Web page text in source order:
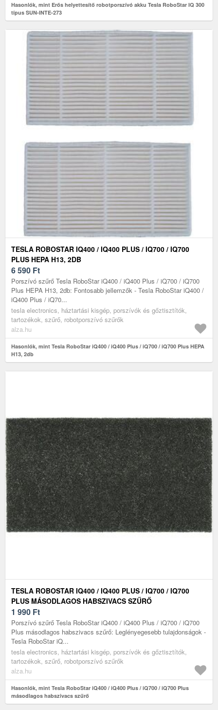
Hasonlók, mint Erős helyettesítő robotporszívó akku Tesla RoboStar IQ 300
típus SUN-INTE-273
TESLA ROBOSTAR IQ400 / IQ400 PLUS / IQ700 / IQ700
PLUS HEPA H13, 2DB
6 590 Ft
Porszívó szűrő Tesla RoboStar iQ400 / iQ400 Plus / iQ700 / iQ700
Plus HEPA H13, 2db: Fontosabb jellemzők - Tesla RoboStar iQ400 /
iQ400 Plus / iQ70...
tesla electronics, háztartási kisgép, porszívók és gőztisztítók,
tartozékok, szűrő, robotporszívó szűrők
alza.hu
Hasonlók, mint Tesla RoboStar iQ400 / iQ400 Plus / iQ700 / iQ700 Plus HEPA
H13, 2db
TESLA ROBOSTAR IQ400 / IQ400 PLUS / IQ700 / IQ700
PLUS MÁSODLAGOS HABSZIVACS SZŰRŐ
1 990 Ft
Porszívó szűrő Tesla RoboStar iQ400 / iQ400 Plus / iQ700 / iQ700
Plus másodlagos habszivacs szűrő: Leglényegesebb tulajdonságok -
Tesla RoboStar iQ...
tesla electronics, háztartási kisgép, porszívók és gőztisztítók,
tartozékok, szűrő, robotporszívó szűrők
alza.hu
Hasonlók, mint Tesla RoboStar iQ400 / iQ400 Plus / iQ700 / iQ700 Plus
másodlagos habszivacs szűrő